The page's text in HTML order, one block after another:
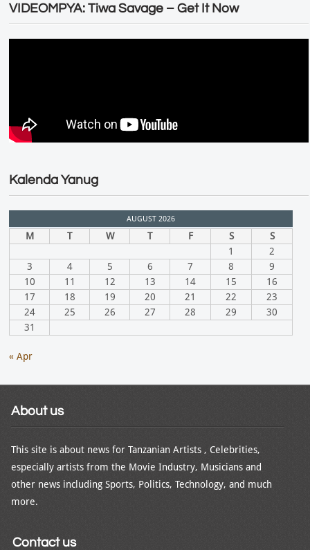
VIDEOMPYA: Tiwa Savage – Get It Now
Kalenda Yanug
AUGUST 2026
M T W T F S
S
1
2
3
4 5 6 7 8
9
10
11 12 13 14 15
16
17
18 19 20 21 22
23
24
25 26 27 28 29
30
31
« Apr
About us
This site is about news for Tanzanian Artists , Celebrities,
especially artists from the Movie Industry, Musicians and
other news including Sports, Politics, Technology, and much
more.
Contact us